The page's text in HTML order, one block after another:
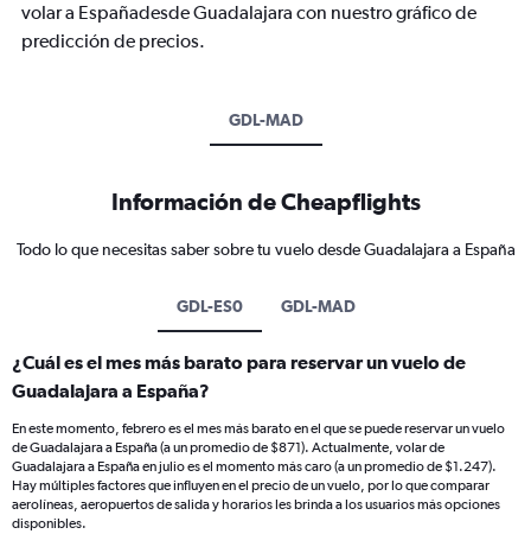
volar a Españadesde Guadalajara con nuestro gráfico de
predicción de precios.
GDL-MAD
Información de Cheapflights
Todo lo que necesitas saber sobre tu vuelo desde Guadalajara a España
GDL-ES0 GDL-MAD
¿Cuál es el mes más barato para reservar un vuelo de
Guadalajara a España?
En este momento, febrero es el mes más barato en el que se puede reservar un vuelo
de Guadalajara a España (a un promedio de $871). Actualmente, volar de
Guadalajara a España en julio es el momento más caro (a un promedio de $1.247).
Hay múltiples factores que influyen en el precio de un vuelo, por lo que comparar
aerolíneas, aeropuertos de salida y horarios les brinda a los usuarios más opciones
disponibles.